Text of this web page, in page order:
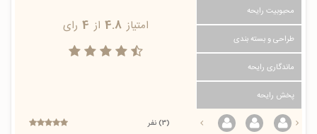
محبوبیت رایحه
طراحی و بسته بندی
ماندگاری رایحه
پخش رایحه
امتیاز 4.8 از 4 رای
(3) نفر